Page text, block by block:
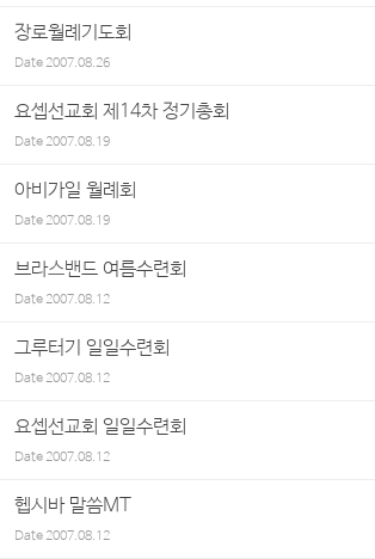
장로월례기도회
Date2007.08.26
요셉선교회 제14차 정기총회
Date2007.08.19
아비가일 월례회
Date2007.08.19
브라스밴드 여름수련회
Date2007.08.12
그루터기 일일수련회
Date2007.08.12
요셉선교회 일일수련회
Date2007.08.12
헵시바 말씀MT
Date2007.08.12